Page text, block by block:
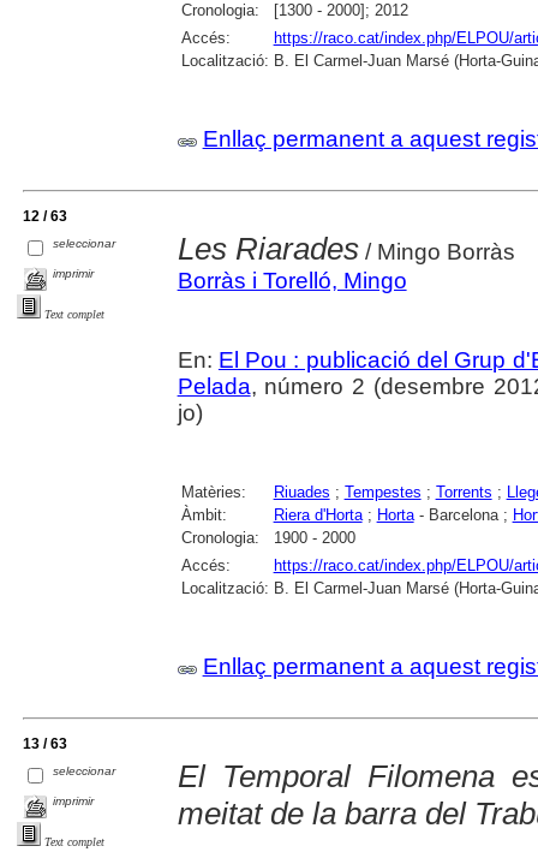
Cronologia:
[1300 - 2000]; 2012
Accés:
https://raco.cat/index.php/ELPOU/
Localització: B. El Carmel-Juan Marsé (Horta-
Enllaç permanent a aquest
12 / 63
seleccionar
imprimir
Text complet
Les Riarades/ Mingo Borràs
Borràs i Torelló, Mingo
En: El Pou : publicació del Grup
Pelada, número 2 (desembre
jo)
Matèries: Riuades ; Tempestes ; Torrents ;
Àmbit:
Riera d'Horta; Horta- Barcelona ;
Cronologia:
1900 - 2000
Accés:
https://raco.cat/index.php/ELPOU/
Localització: B. El Carmel-Juan Marsé (Horta-
Enllaç permanent a aquest
13 / 63
seleccionar
imprimir
Text complet
El Temporal Filomena
meitat de la barra del